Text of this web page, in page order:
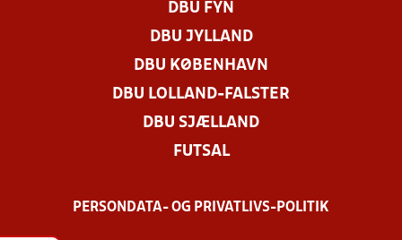
DBU FYN
DBU JYLLAND
DBU KØBENHAVN
DBU LOLLAND-FALSTER
DBU SJÆLLAND
FUTSAL
PERSONDATA- OG PRIVATLIVS-POLITIK